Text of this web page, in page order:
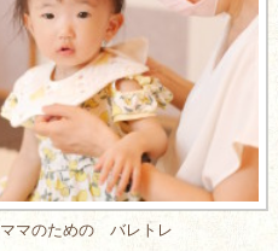
ママのための バレトレ